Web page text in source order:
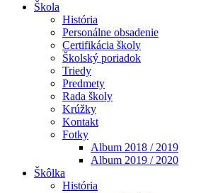
Škola
História
Personálne obsadenie
Certifikácia školy
Školský poriadok
Triedy
Predmety
Rada školy
Krúžky
Kontakt
Fotky
Album 2018 / 2019
Album 2019 / 2020
Škôlka
História